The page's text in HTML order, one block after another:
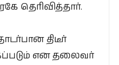
தெரிவித்தார்.
திடீர்
என தலைவர்